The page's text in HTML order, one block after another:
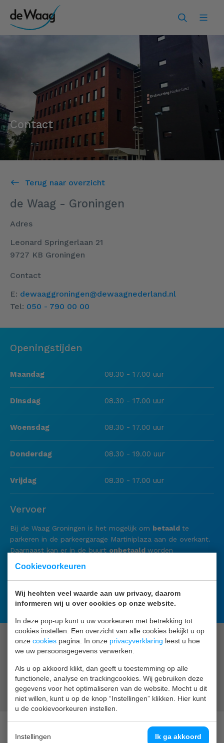
Cookievoorkeuren
Wij hechten veel waarde aan uw privacy, daarom
informeren wij u over cookies op onze website.
In deze pop-up kunt u uw voorkeuren met betrekking tot
cookies instellen. Een overzicht van alle cookies bekijkt u op
onze cookies pagina. In onze privacyverklaring leest u hoe
we uw persoonsgegevens verwerken.
Als u op akkoord klikt, dan geeft u toestemming op alle
functionele, analyse en trackingcookies. Wij gebruiken deze
gegevens voor het optimaliseren van de website. Mocht u dit
niet willen, kunt u op de knop “Instellingen” klikken. Hier kunt
u de cookievoorkeuren instellen.
Instellingen Ik ga akkoord
Contact
Terug naar overzicht
de Waag - Groningen
Adres
Leonard Springerlaan 21
9727 KB Groningen
Contact
E: dewaaggroningen@dewaagnederland.nl
Tel: 050 - 790 00 00
Openingstijden
Maandag 08.30 - 17.00 uur
Dinsdag 08.30 - 17.00 uur
Woensdag 08.30 - 17.00 uur
Donderdag 08.30 - 19.00 uur
Vrijdag 08.30 - 17.00 uur
Vervoer
Bij de Waag Groningen is het mogelijk om betaald te
parkeren in de parkeergarage Martiniplaza aan de overkant.
Daarnaast kan er in de buurt onbetaald worden
Het is ook mogelijk om met het openbaar vervoer naar
de Waag Groningen te komen. Plan je
reis op:https://9292.nl/.
Jouw huidige cookie-instellingen zorgen ervoor dat je dit
onderdeel niet kunt bekijken. Ga naar cookie-instellingen en
Cookie-instellingen wijzigen